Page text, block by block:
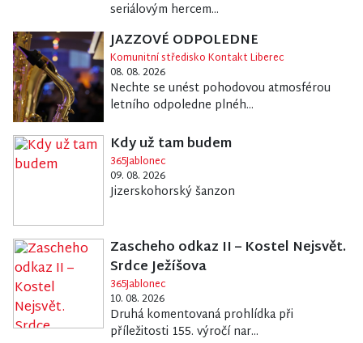
seriálovým hercem...
JAZZOVÉ ODPOLEDNE
Komunitní středisko Kontakt Liberec
08. 08. 2026
Nechte se unést pohodovou atmosférou
letního odpoledne plnéh...
Kdy už tam budem
365Jablonec
09. 08. 2026
Jizerskohorský šanzon
Zascheho odkaz II – Kostel Nejsvět.
Srdce Ježíšova
365Jablonec
10. 08. 2026
Druhá komentovaná prohlídka při
příležitosti 155. výročí nar...